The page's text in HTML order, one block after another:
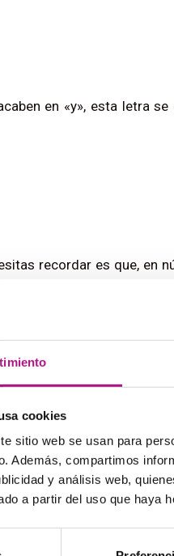
cookies
sitio web se usan para
Además, compartimos
y análisis web,
a partir del uso que haya
en «y», esta letra
recordar es que, en
and eleventh
entero en palabras,
Esta dependerá de la